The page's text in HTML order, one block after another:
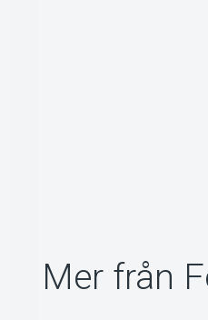
Mer från